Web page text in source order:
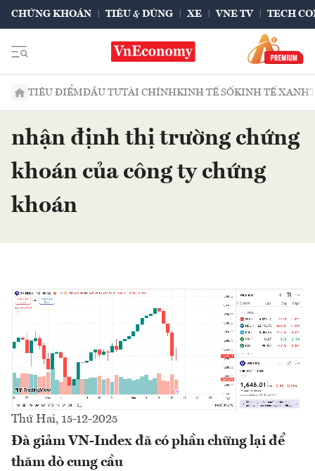
CHỨNG KHOÁN TIÊU & DÙNG XE VNE TV TECH
TIÊU ĐIỂMĐẦU TƯTÀI CHÍNHKINH TẾ SỐKINH TẾ XANH
nhận định thị trường chứng
khoán của công ty chứng
khoán
Thứ Hai, 15-12-2025
Đà giảm VN-Index đã có phần chững lại để
thăm dò cung cầu